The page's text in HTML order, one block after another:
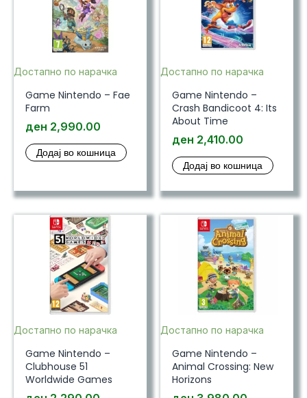
Достапно по нарачка
Game Nintendo – Fae
Farm
ден 2,990.00
Додај во кошница
Достапно по нарачка
Game Nintendo –
Crash Bandicoot 4: Its
About Time
ден 2,410.00
Додај во кошница
Достапно по нарачка
Game Nintendo –
Clubhouse 51
Worldwide Games
Достапно по нарачка
Game Nintendo –
Animal Crossing: New
Horizons